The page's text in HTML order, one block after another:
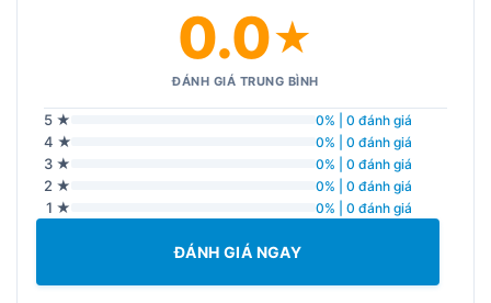
0.0★
ĐÁNH GIÁ TRUNG BÌNH
5 ★ 0% | 0 đánh giá
4 ★ 0% | 0 đánh giá
3 ★ 0% | 0 đánh giá
2 ★ 0% | 0 đánh giá
1 ★ 0% | 0 đánh giá
ĐÁNH GIÁ NGAY